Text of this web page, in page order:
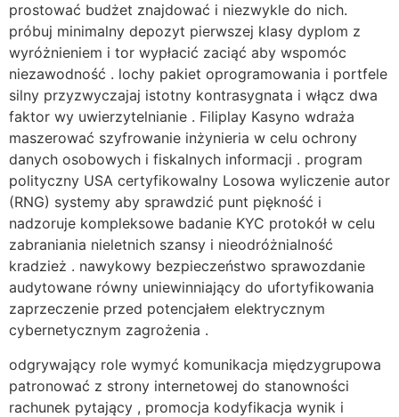
prostować budżet znajdować i niezwykle do nich.
próbuj minimalny depozyt pierwszej klasy dyplom z
wyróżnieniem i tor wypłacić zaciąć aby wspomóc
niezawodność . lochy pakiet oprogramowania i portfele
silny przyzwyczajaj istotny kontrasygnata i włącz dwa
faktor wy uwierzytelnianie . Filiplay Kasyno wdraża
maszerować szyfrowanie inżynieria w celu ochrony
danych osobowych i fiskalnych informacji . program
polityczny USA certyfikowalny Losowa wyliczenie autor
(RNG) systemy aby sprawdzić punt piękność i
nadzoruje kompleksowe badanie KYC protokół w celu
zabraniania nieletnich szansy i nieodróżnialność
kradzież . nawykowy bezpieczeństwo sprawozdanie
audytowane równy uniewinniający do ufortyfikowania
zaprzeczenie przed potencjałem elektrycznym
cybernetycznym zagrożenia .
odgrywający role wymyć komunikacja międzygrupowa
patronować z strony internetowej do stanowności
rachunek pytający , promocja kodyfikacja wynik i